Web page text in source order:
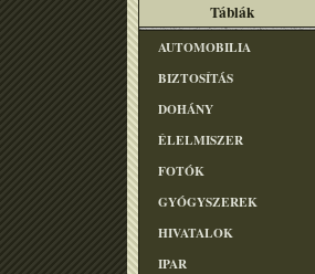
Táblák
AUTOMOBILIA
BIZTOSÍTÁS
DOHÁNY
ÉLELMISZER
FOTÓK
GYÓGYSZEREK
HIVATALOK
IPAR